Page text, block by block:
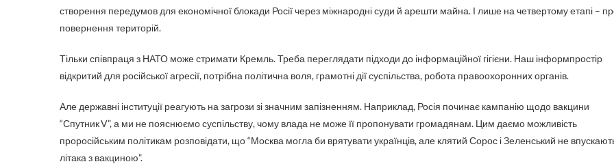
створення передумов для економічної блокади Росії через міжнародні суди й арешти майна. І лише на четвертому етапі –
повернення територій.
Тільки співпраця з НАТО може стримати Кремль. Треба переглядати підходи до інформаційної гігієни. Наш інформпростір
відкритий для російської агресії, потрібна політична воля, грамотні дії суспільства, робота правоохоронних органів.
Але державні інституції реагують на загрози зі значним запізненням. Наприклад, Росія починає кампанію щодо вакцини
“Спутник V”, а ми не пояснюємо суспільству, чому влада не може її пропонувати громадянам. Цим даємо можливість
проросійським політикам розповідати, що “Москва могла би врятувати українців, але клятий Сорос і Зеленський не
літака з вакциною”.